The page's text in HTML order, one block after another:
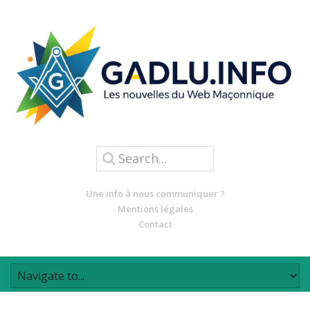
Une info à nous communiquer ?
Mentions légales
Contact